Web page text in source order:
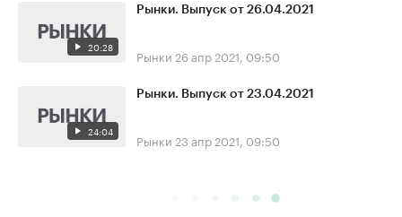
20:28
Рынки. Выпуск от 26.04.2021
Рынки 26 апр 2021, 09:50
24:04
Рынки. Выпуск от 23.04.2021
Рынки 23 апр 2021, 09:50